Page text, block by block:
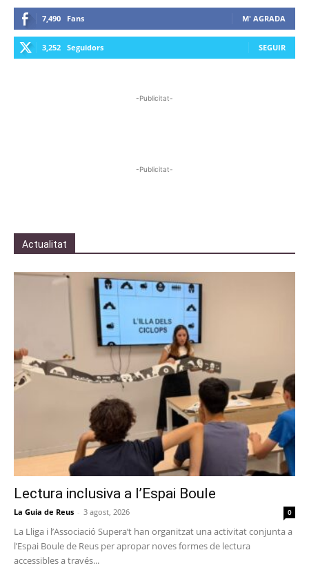
7,490 Fans M' AGRADA
3,252 Seguidors SEGUIR
-Publicitat-
-Publicitat-
Actualitat
Lectura inclusiva a l’Espai Boule
La Guia de Reus - 3 agost, 2026 0
La Lliga i l’Associació Supera’t han organitzat una activitat conjunta a
l’Espai Boule de Reus per apropar noves formes de lectura
accessibles a través...